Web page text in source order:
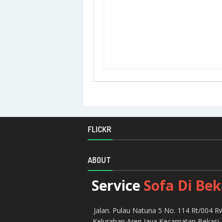
FLICKR
ABOUT
Service Sofa Di
Jalan. Pulau Natuna 5 No. 114 Rt/004